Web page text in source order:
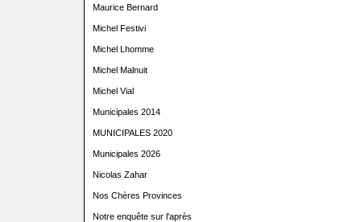
Maurice Bernard
Michel Festivi
Michel Lhomme
Michel Malnuit
Michel Vial
Municipales 2014
MUNICIPALES 2020
Municipales 2026
Nicolas Zahar
Nos Chères Provinces
Notre enquête sur l'après